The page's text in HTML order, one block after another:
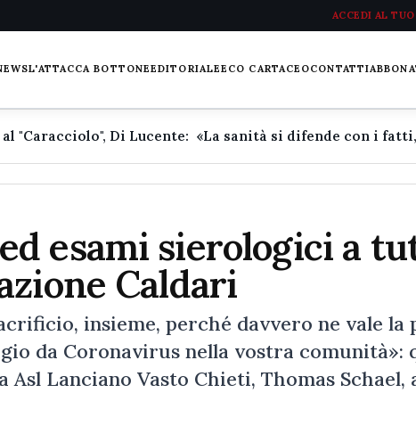
ACCEDI AL
L'ATTACCA BOTTONEEDITORIALEECO CARTACEOCONTATTI
esami sierologici a
Caldari
insieme, perché davvero ne vale la
da Coronavirus nella vostra comunità»:
Lanciano Vasto Chieti, Thomas Schael,